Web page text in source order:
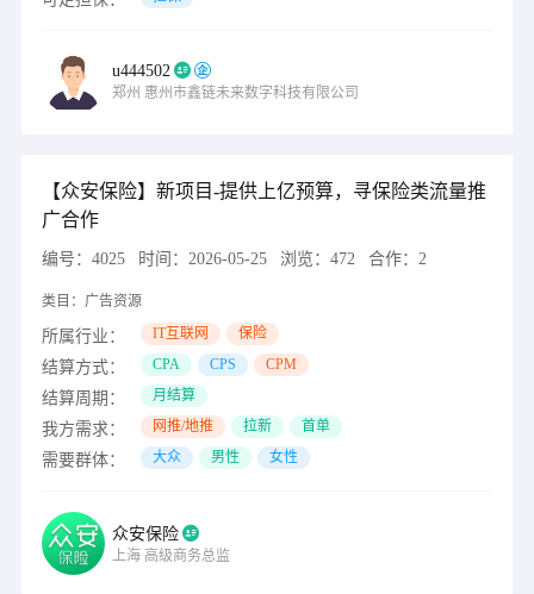
u444502
郑州 惠州市鑫链未来数字科技有限公司
【众安保险】新项目-提供上亿预算，寻保险类流量推
广合作
编号： 4025 时间： 2026-05-25 浏览： 472 合作： 2
类目： 广告资源
所属行业： IT互联网 保险
结算方式： CPA CPS CPM
结算周期： 月结算
我方需求： 网推/地推 拉新 首单
需要群体： 大众 男性 女性
众安保险
上海 高级商务总监